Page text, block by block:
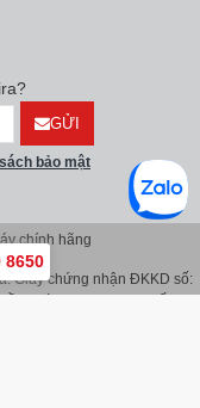
GỬI
bảo mật
chính hãng
Giấy chứng nhận ĐKKD số:
8650